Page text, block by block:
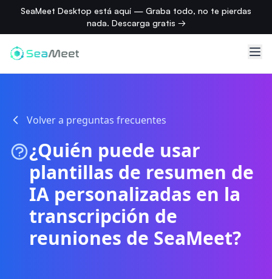
SeaMeet Desktop está aquí — Graba todo, no te pierdas
nada. Descarga gratis →
Volver a preguntas frecuentes
¿Quién puede usar
plantillas de resumen de
IA personalizadas en la
transcripción de
reuniones de SeaMeet?